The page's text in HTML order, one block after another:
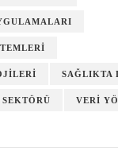
SAĞLIKTA
VERI